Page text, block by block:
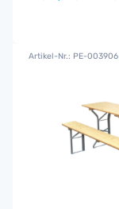
Artikel-Nr.: PE-003906